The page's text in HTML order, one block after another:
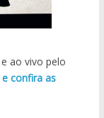
ao vivo pelo
e confira as